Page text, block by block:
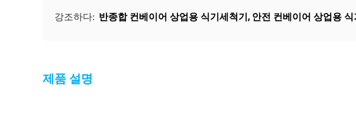
강조하다: 반종합 컨베이어 상업용 식기세척기, 안전 컨베이어 상업용 식
제품 설명